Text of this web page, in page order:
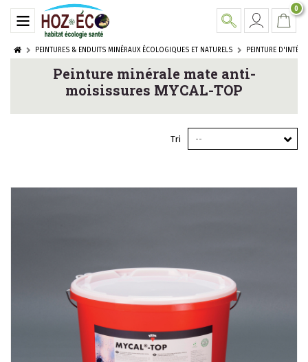
0
PEINTURES & ENDUITS MINÉRAUX ÉCOLOGIQUES ET NATURELS PEINTURE
Peinture minérale mate anti-
moisissures MYCAL-TOP
Tri --